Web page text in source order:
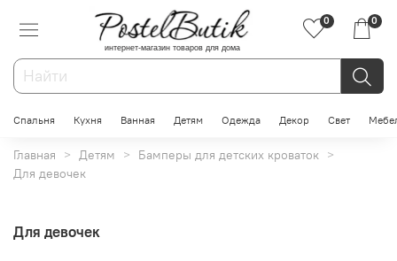
интернет-магазин товаров для дома
0 0
Спальня Кухня Ванная Детям Одежда Декор Свет
Главная Детям
Бамперы для детских кроваток
Для девочек
Для девочек